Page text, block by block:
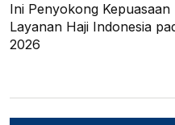
Ini Penyokong Kepuasaan
Layanan Haji Indonesia
2026